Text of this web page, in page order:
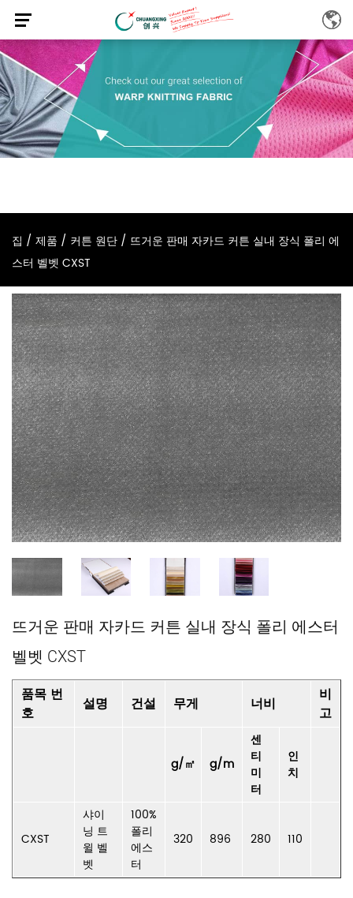
집 / 제품 / 커튼 원단 / 뜨거운 판매 자카드 커튼 실내 장식 폴리 에
스터 벨벳 CXST
뜨거운 판매 자카드 커튼 실내 장식 폴리 에스터
벨벳 CXST
품목 번
호
설명 건설 무게 너비
비
고
g/㎡ g/m
센
티
미
터
인
치
CXST
샤이
닝 트
윌 벨
벳
100%
폴리
에스
터
320 896 280 110